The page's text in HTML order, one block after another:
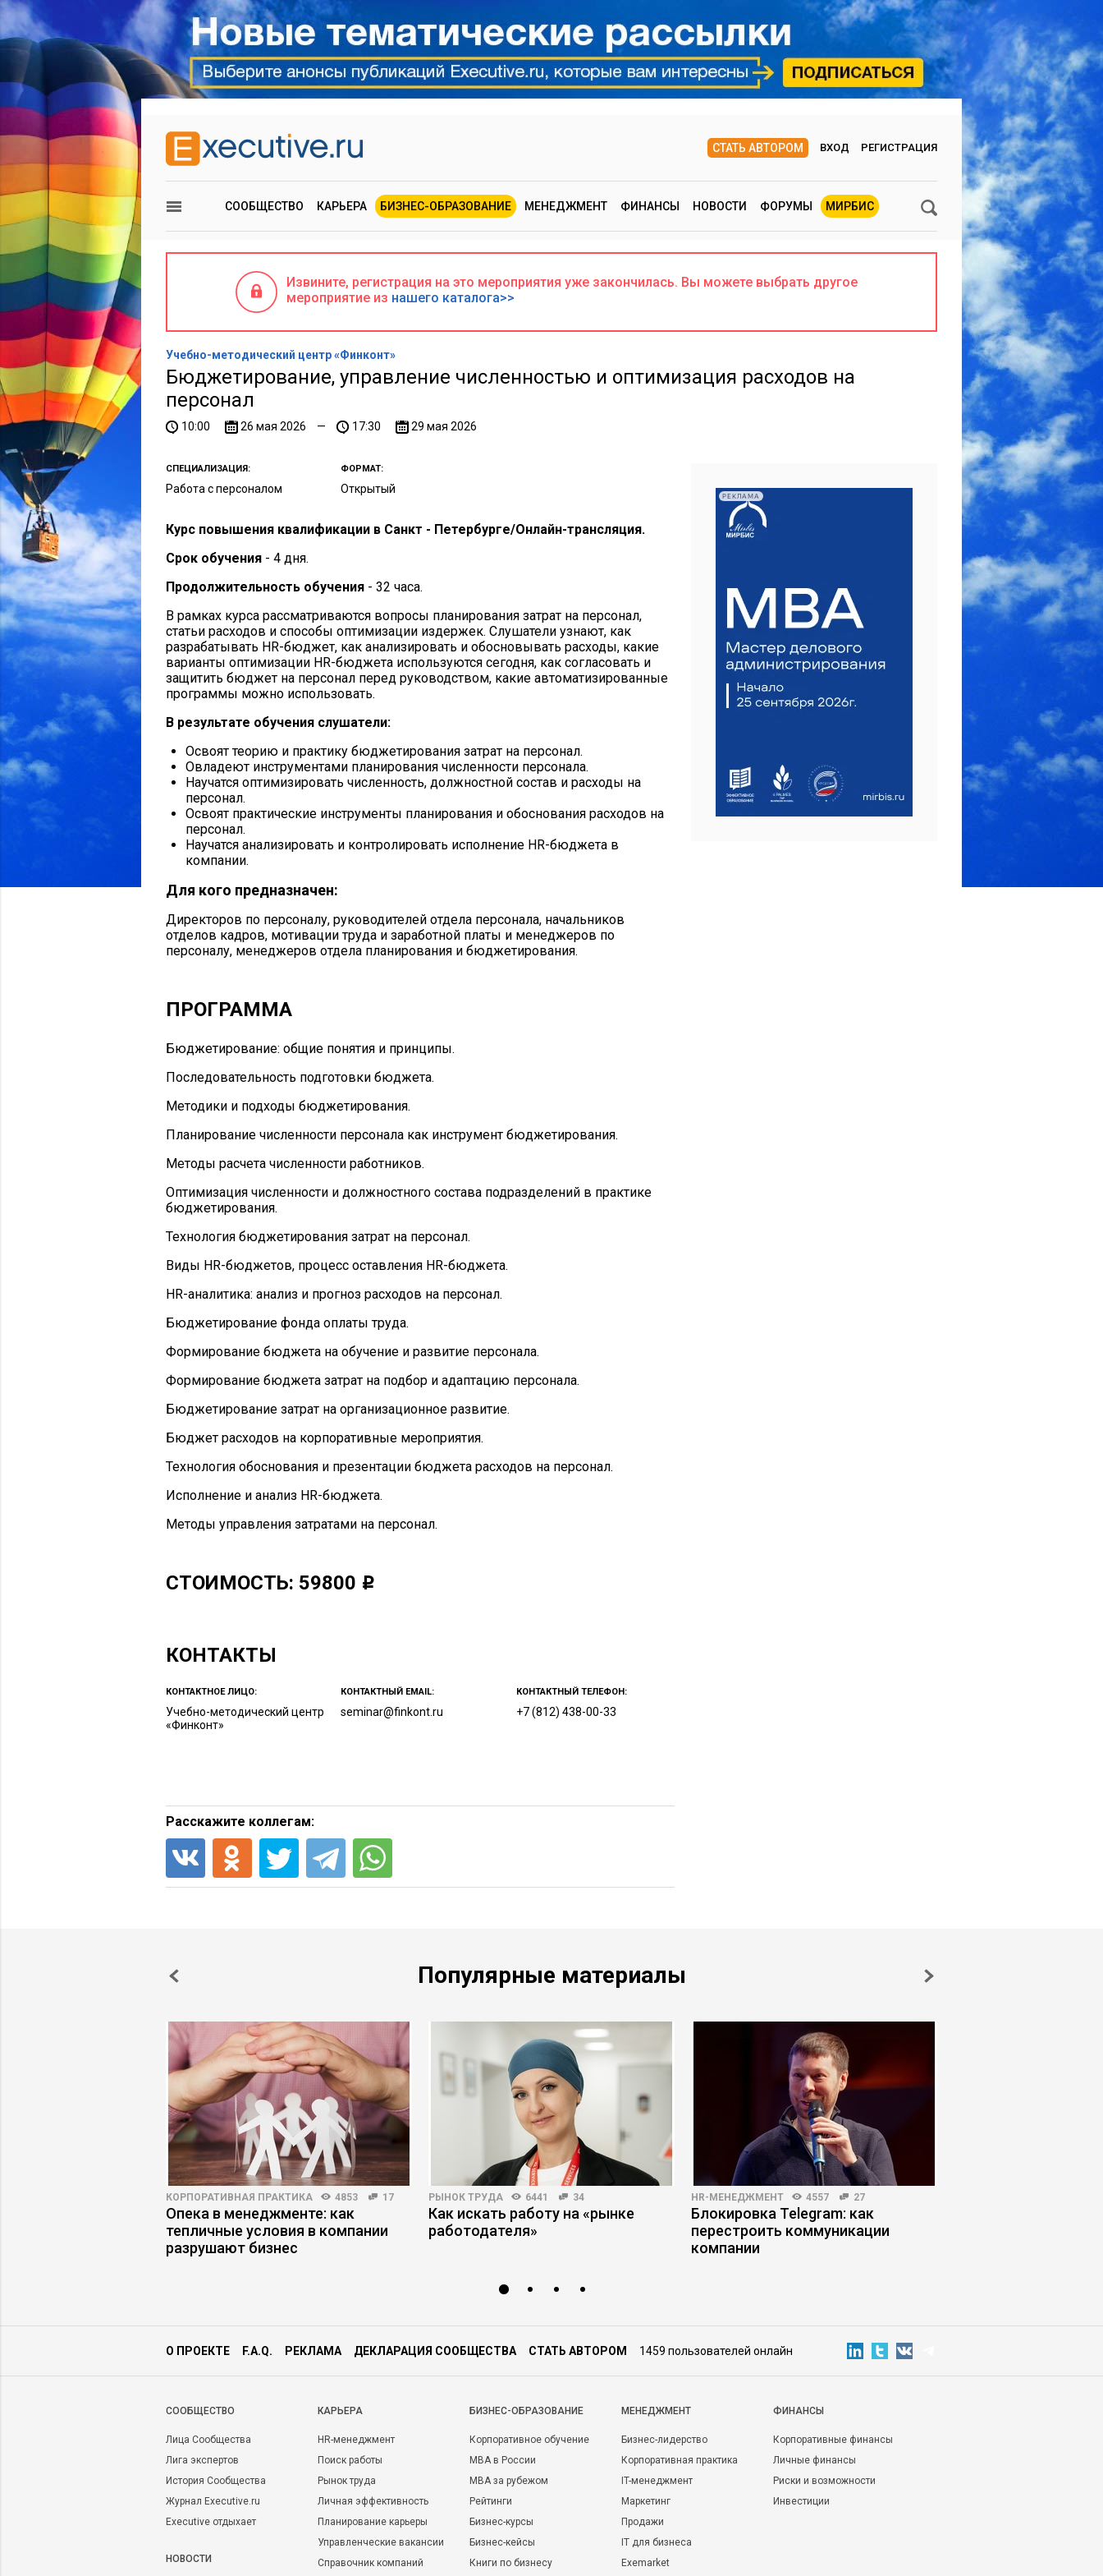
СТАТЬ АВТОРОМ ВХОД РЕГИСТРАЦИЯ
СООБЩЕСТВО КАРЬЕРА БИЗНЕС-ОБРАЗОВАНИЕ МЕНЕДЖМЕНТ ФИНАНСЫ НОВОСТИ ФОРУМЫ МИРБИС
Извините, регистрация на это мероприятия уже закончилась. Вы можете выбрать другое
мероприятие из нашего каталога>>
Учебно-методический центр «Финконт»
Бюджетирование, управление численностью и оптимизация расходов на
персонал
10:00 26 мая 2026 — 17:30 29 мая 2026
СПЕЦИАЛИЗАЦИЯ:
Работа с персоналом
ФОРМАТ:
Открытый
Курс повышения квалификации в Санкт - Петербурге/Онлайн-трансляция.
Срок обучения - 4 дня.
Продолжительность обучения - 32 часа.
В рамках курса рассматриваются вопросы планирования затрат на персонал,
статьи расходов и способы оптимизации издержек. Слушатели узнают, как
разрабатывать HR-бюджет, как анализировать и обосновывать расходы, какие
варианты оптимизации HR-бюджета используются сегодня, как согласовать и
защитить бюджет на персонал перед руководством, какие автоматизированные
программы можно использовать.
В результате обучения слушатели:
Освоят теорию и практику бюджетирования затрат на персонал.
Овладеют инструментами планирования численности персонала.
Научатся оптимизировать численность, должностной состав и расходы на
персонал.
Освоят практические инструменты планирования и обоснования расходов на
персонал.
Научатся анализировать и контролировать исполнение HR-бюджета в
компании.
Для кого предназначен:
Директоров по персоналу, руководителей отдела персонала, начальников
отделов кадров, мотивации труда и заработной платы и менеджеров по
персоналу, менеджеров отдела планирования и бюджетирования.
ПРОГРАММА
Бюджетирование: общие понятия и принципы.
Последовательность подготовки бюджета.
Методики и подходы бюджетирования.
Планирование численности персонала как инструмент бюджетирования.
Методы расчета численности работников.
Оптимизация численности и должностного состава подразделений в практике
бюджетирования.
Технология бюджетирования затрат на персонал.
Виды HR-бюджетов, процесс оставления HR-бюджета.
HR-аналитика: анализ и прогноз расходов на персонал.
Бюджетирование фонда оплаты труда.
Формирование бюджета на обучение и развитие персонала.
Формирование бюджета затрат на подбор и адаптацию персонала.
Бюджетирование затрат на организационное развитие.
Бюджет расходов на корпоративные мероприятия.
Технология обоснования и презентации бюджета расходов на персонал.
Исполнение и анализ HR-бюджета.
Методы управления затратами на персонал.
СТОИМОСТЬ: 59800
РЕКЛАМА
КОНТАКТЫ
КОНТАКТНОЕ ЛИЦО:
Учебно-методический центр
«Финконт»
КОНТАКТНЫЙ EMAIL:
seminar@finkont.ru
КОНТАКТНЫЙ ТЕЛЕФОН:
+7 (812) 438-00-33
Расскажите коллегам:
Популярные материалы
КОРПОРАТИВНАЯ ПРАКТИКА 4853 17
Опека в менеджменте: как
тепличные условия в компании
разрушают бизнес
РЫНОК ТРУДА 6441 34
Как искать работу на «рынке
работодателя»
HR-МЕНЕДЖМЕНТ 4557 27
Блокировка Telegram: как
перестроить коммуникации
компании
О ПРОЕКТЕ F.A.Q. РЕКЛАМА ДЕКЛАРАЦИЯ СООБЩЕСТВА СТАТЬ АВТОРОМ 1459 пользователей онлайн
CООБЩЕСТВО
Лица Сообщества
Лига экспертов
История Сообщества
Журнал Executive.ru
Executive отдыхает
НОВОСТИ
КАРЬЕРА
HR-менеджмент
Поиск работы
Рынок труда
Личная эффективность
Планирование карьеры
Управленческие вакансии
Справочник компаний
БИЗНЕС-ОБРАЗОВАНИЕ
Корпоративное обучение
MBA в России
MBA за рубежом
Рейтинги
Бизнес-курсы
Бизнес-кейсы
Книги по бизнесу
МЕНЕДЖМЕНТ
Бизнес-лидерство
Корпоративная практика
IT-менеджмент
Маркетинг
Продажи
IT для бизнеса
Exemarket
ФИНАНСЫ
Корпоративные финансы
Личные финансы
Риски и возможности
Инвестиции